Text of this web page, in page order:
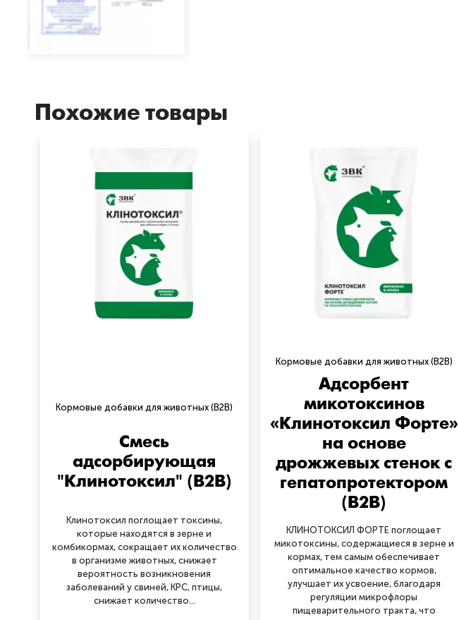
Похожие товары
Кормовые добавки для животных (B2B)
Смесь
адсорбирующая
"Клинотоксил" (B2B)
Клинотоксил поглощает токсины,
которые находятся в зерне и
комбикормах, сокращает их количество
в организме животных, снижает
вероятность возникновения
заболеваний у свиней, КРС, птицы,
снижает количество...
Кормовые добавки для животных (B2B)
Адсорбент
микотоксинов
«Клинотоксил Форте»
на основе
дрожжевых стенок с
гепатопротектором
(B2B)
КЛИНОТОКСИЛ ФОРТЕ поглощает
микотоксины, содержащиеся в зерне и
кормах, тем самым обеспечивает
оптимальное качество кормов,
улучшает их усвоение, благодаря
регуляции микрофлоры
пищеварительного тракта, что